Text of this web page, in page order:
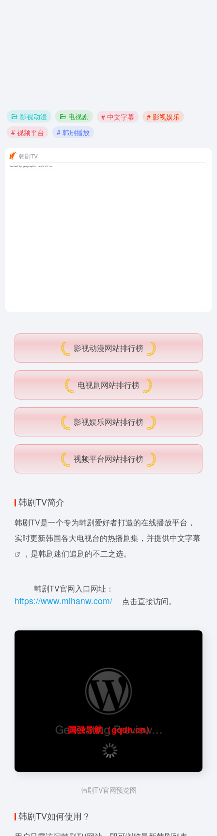
影视动漫 电视剧 # 中文字幕
# 影视娱乐
# 视频平台
# 韩剧播放
韩剧TV
影视动漫网站排行榜
电视剧网站排行榜
影视娱乐网站排行榜
视频平台网站排行榜
韩剧TV简介
韩剧TV是一个专为韩剧爱好者打造的在线播放平台，
实时更新韩国各大电视台的热播剧集，并提供中文字幕
，是韩剧迷们追剧的不二之选。
韩剧TV官网入口网址：
https://www.mihanw.com/ 点击直接访问。
国强导航（gqdh.cn）
韩剧TV官网预览图
韩剧TV如何使用？